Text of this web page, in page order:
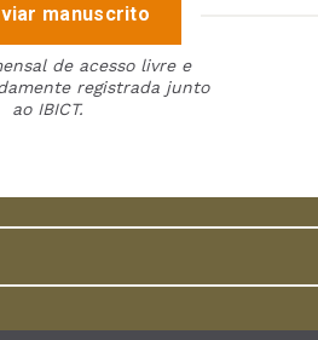
manuscrito
de acesso livre e
registrada junto
ao IBICT.